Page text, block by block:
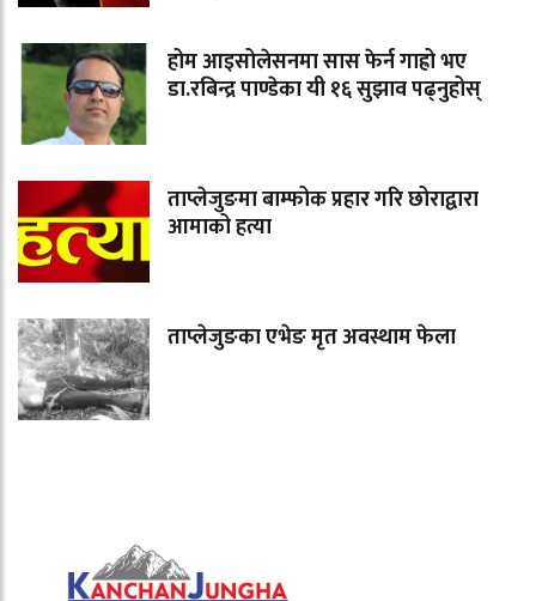
होम आइसोलेसनमा सास फेर्न गाह्रो भए
डा.रबिन्द्र पाण्डेका यी १६ सुझाव पढ्नुहोस्
ताप्लेजुङमा बाम्फोक प्रहार गरि छोराद्वारा
आमाको हत्या
ताप्लेजुङका एभेङ मृत अवस्थाम फेला